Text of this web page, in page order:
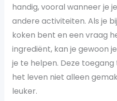
handig, vooral wanneer je
andere activiteiten. Als je
koken bent en een vraag
ingrediënt, kan je gewoon
je te helpen. Deze
het leven niet alleen
leuker.